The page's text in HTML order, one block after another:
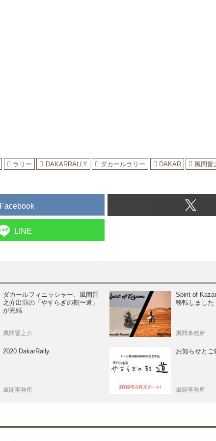
ラリー DAKARRALLY ダカールラリー DAKAR 風間晋
Facebook
LINE
ダカールフィニッシャー、風間晋
之介出演の「やすらぎの刻〜道」
が完結
風間晋之介
Spirit of
移転しました
風間事務所
2020 DakarRally
風間事務所
お知らせとご
風間事務所